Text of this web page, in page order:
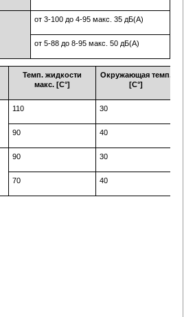
от 3-100 до 4-95 макс. 35 дБ(A)
от 5-88 до 8-95 макс. 50 дБ(A)
Темп. жидкости
макс. [C°]
Окружающая темп.
[C°]
110 30
90 40
90 30
70 40